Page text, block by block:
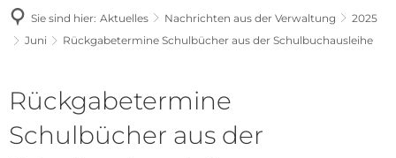
Sie sind hier: Aktuelles Nachrichten aus der Verwaltung
2025
Juni
Rückgabetermine Schulbücher aus der Schulbuchausleihe
Rückgabetermine
Schulbücher aus der